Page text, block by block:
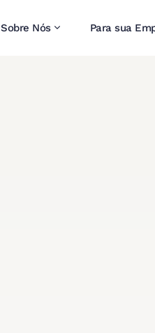
Sobre Nós Para sua